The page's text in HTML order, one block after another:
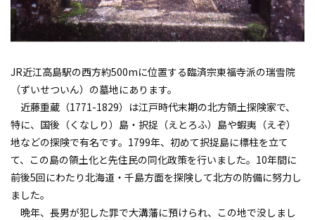
JR近江高島駅の西方約500mに位置する臨済宗東福寺派の瑞雪院
（ずいせついん）の墓地にあります。
近藤重蔵（1771-1829）は江戸時代末期の北方領土探険家で、
特に、国後（くなしり）島・択捉（えとろふ）島や蝦夷（えぞ）
地などの探険で有名です。1799年、初めて択捉島に標柱を立て
て、この島の領土化と先住民の同化政策を行いました。10年間に
前後5回にわたり北海道・千島方面を探険して北方の防備に努力し
ました。
晩年、長男が犯した罪で大溝藩に預けられ、この地で没しまし